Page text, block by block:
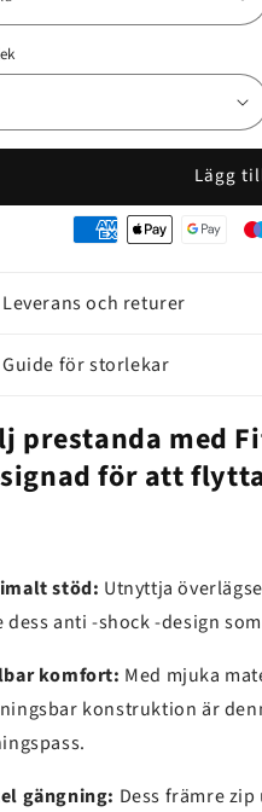
Lägg
Leverans och returer
Guide för storlekar
prestanda med
för att
stöd: Utnyttja
dess anti -shock -design
komfort: Med mjuka
konstruktion är
gängning: Dess främre